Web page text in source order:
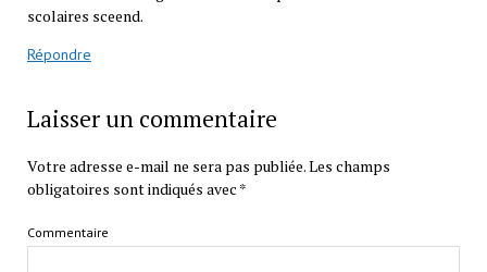
scolaires sceend.
Répondre
Laisser un commentaire
Votre adresse e-mail ne sera pas publiée.Les champs
obligatoires sont indiqués avec *
Commentaire